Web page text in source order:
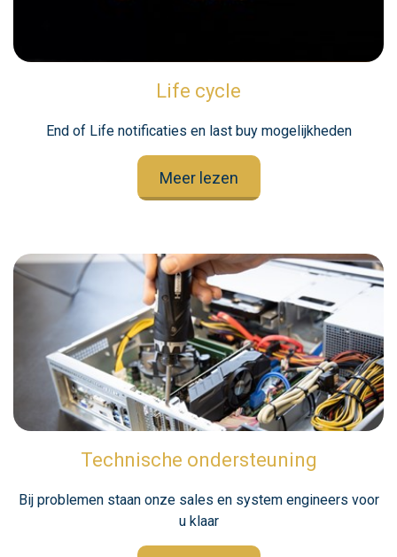
Life cycle
End of Life notificaties en last buy mogelijkheden
Meer lezen
Technische ondersteuning
Bij problemen staan onze sales en system engineers voor
u klaar